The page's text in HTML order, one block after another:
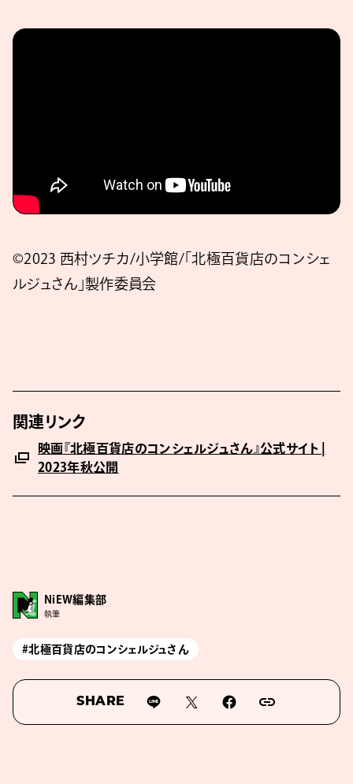
©2023 西村ツチカ/小学館/「北極百貨店のコンシェ
ルジュさん」製作委員会
関連リンク
映画『北極百貨店のコンシェルジュさん』公式サイト |
2023年秋公開
NiEW編集部
執筆
#北極百貨店のコンシェルジュさん
SHARE